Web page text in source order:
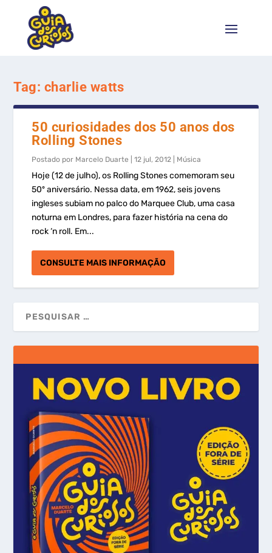
Tag: charlie watts
50 curiosidades dos 50 anos dos
Rolling Stones
Postado por Marcelo Duarte |12 jul, 2012 Música
Hoje (12 de julho), os Rolling Stones comemoram seu
50º aniversário. Nessa data, em 1962, seis jovens
ingleses subiam no palco do Marquee Club, uma casa
noturna em Londres, para fazer história na cena do
rock ‘n roll. Em...
CONSULTE MAIS INFORMAÇÃO